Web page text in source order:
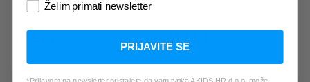
29,59 €
*Najniža cijena u zadnjih 30 dana:
36,99 €
*Najniža cijena u zadnjih 30 dana:
31,85 €
Želim primati newsletter
PRIJAVITE SE